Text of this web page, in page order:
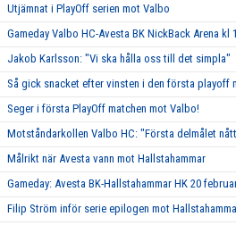
Utjämnat i PlayOff serien mot Valbo
Gameday Valbo HC-Avesta BK NickBack Arena kl
Jakob Karlsson: "Vi ska hålla oss till det simpla"
Så gick snacket efter vinsten i den första playoff
Seger i första PlayOff matchen mot Valbo!
Motståndarkollen Valbo HC: "Första delmålet
Målrikt när Avesta vann mot Hallstahammar
Gameday: Avesta BK-Hallstahammar HK 20
Filip Ström inför serie epilogen mot